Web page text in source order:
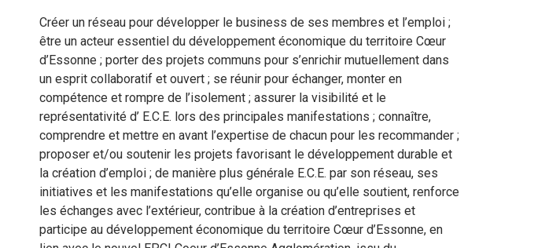
Créer un réseau pour développer le business de ses membres et l’emploi ;
être un acteur essentiel du développement économique du territoire Cœur
d’Essonne ; porter des projets communs pour s’enrichir mutuellement dans
un esprit collaboratif et ouvert ; se réunir pour échanger, monter en
compétence et rompre de l’isolement ; assurer la visibilité et le
représentativité d’ E.C.E. lors des principales manifestations ; connaître,
comprendre et mettre en avant l’expertise de chacun pour les recommander ;
proposer et/ou soutenir les projets favorisant le développement durable et
la création d’emploi ; de manière plus générale E.C.E. par son réseau, ses
initiatives et les manifestations qu’elle organise ou qu’elle soutient, renforce
les échanges avec l’extérieur, contribue à la création d’entreprises et
participe au développement économique du territoire Cœur d’Essonne, en